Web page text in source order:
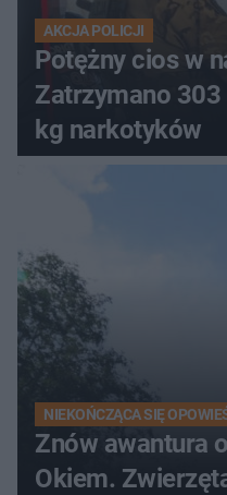
AKCJA POLICJI
Potężny cios w
Zatrzymano 303 osoby i przejęto 72
kg narkotyków
NIEKOŃCZĄCA SIĘ
Znów awantura
Okiem.